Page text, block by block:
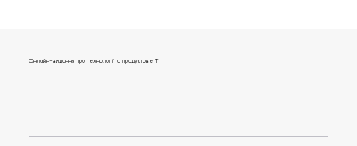
Онлайн-видання про технології та продуктове IT